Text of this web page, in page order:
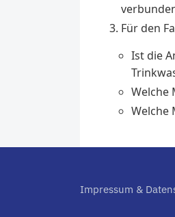
Für den
Ist die
Welche
Welche
Impressum &